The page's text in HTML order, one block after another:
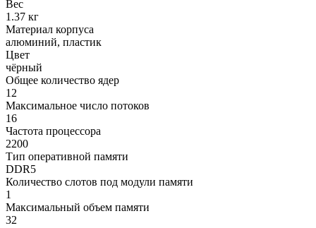
Вес
1.37 кг
Материал корпуса
алюминий, пластик
Цвет
чёрный
Общее количество ядер
12
Максимальное число потоков
16
Частота процессора
2200
Тип оперативной памяти
DDR5
Количество слотов под модули памяти
1
Максимальный объем памяти
32